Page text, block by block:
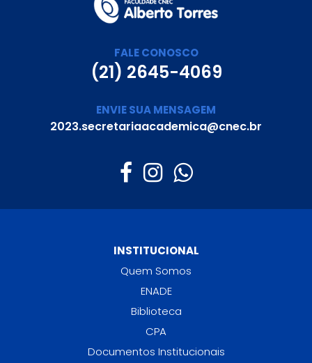
FALE CONOSCO
(21) 2645-4069
ENVIE SUA MENSAGEM
2023.secretariaacademica@cnec.br
INSTITUCIONAL
Quem Somos
ENADE
Biblioteca
CPA
Documentos Institucionais